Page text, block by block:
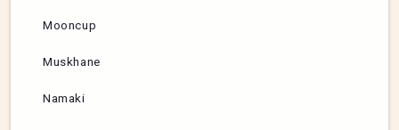
Mooncup
Muskhane
Namaki